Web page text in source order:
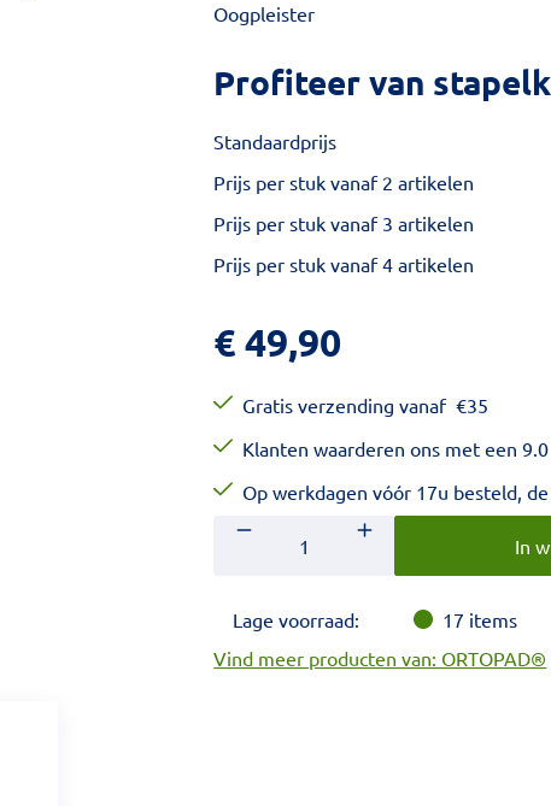
Oogpleister
Profiteer van
Standaardprijs
Prijs per stuk vanaf 2 artikelen
Prijs per stuk vanaf 3 artikelen
Prijs per stuk vanaf 4 artikelen
€49,90
Gratis verzending vanaf€35
Klanten waarderen ons met een 9.0
Op werkdagen vóór 17u besteld,
Aantal
Voer het gewenste aantal in.
In
Lage voorraad: 17 items
Vind meer producten van: ORTOPAD®